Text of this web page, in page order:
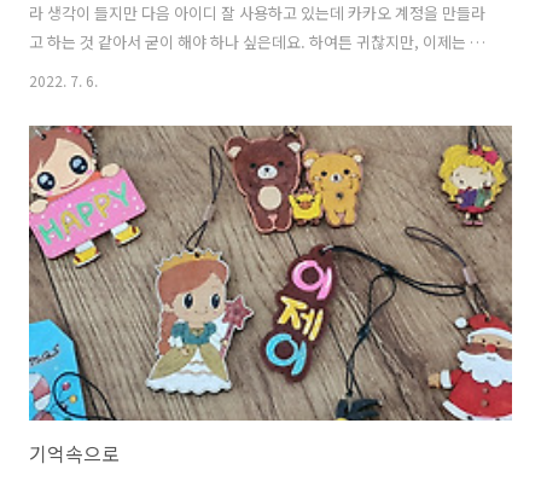
라 생각이 들지만 다음 아이디 잘 사용하고 있는데 카카오 계정을 만들라
고 하는 것 같아서 굳이 해야 하나 싶은데요. 하여튼 귀찮지만, 이제는 카
카오 계정 만들고 사용해야 할 것 같아요. 10월 1일까지는 카카오 계정으
‘Daum 아이디로 카카오계정 가입’ 링크 선택 끝..
2022. 7. 6.
기억속으로